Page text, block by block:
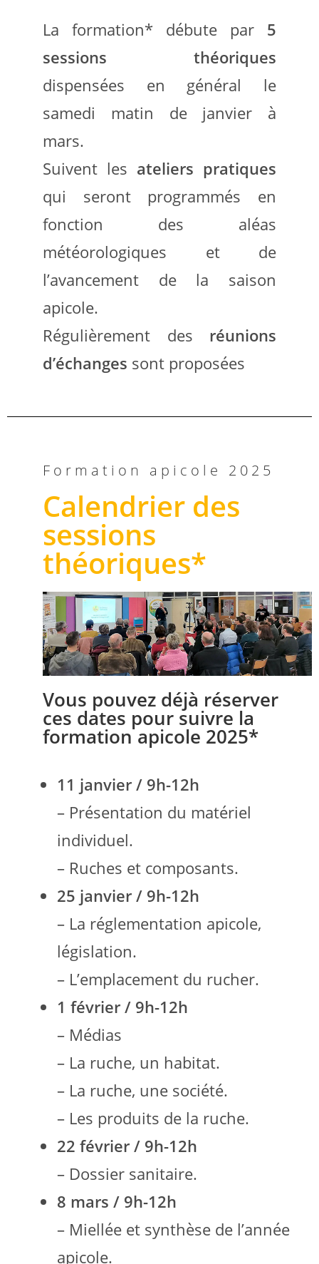
La formation* débute par 5
sessions théoriques
dispensées en général le
samedi matin de janvier à
mars.
Suivent les ateliers pratiques
qui seront programmés en
fonction des aléas
météorologiques et de
l’avancement de la saison
apicole.
Régulièrement des réunions
d’échanges sont proposées
Formation apicole 2025
Calendrier des
sessions
théoriques*
Vous pouvez déjà réserver
ces dates pour suivre la
formation apicole 2025*
11 janvier / 9h-12h
– Présentation du matériel
individuel.
– Ruches et composants.
25 janvier / 9h-12h
– La réglementation apicole,
législation.
– L’emplacement du rucher.
1 février / 9h-12h
– Médias
– La ruche, un habitat.
– La ruche, une société.
– Les produits de la ruche.
22 février / 9h-12h
– Dossier sanitaire.
8 mars / 9h-12h
– Miellée et synthèse de l’année
apicole.